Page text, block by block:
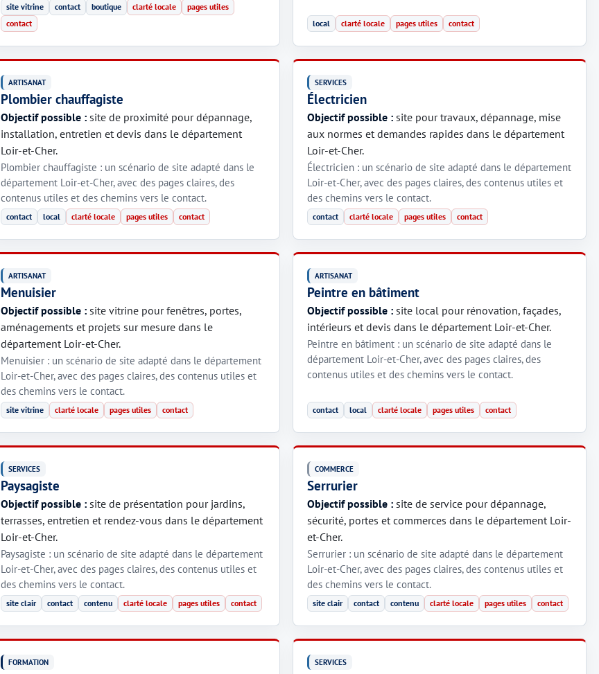
site vitrine contact boutique clarté locale
pages utiles
contact
local clarté locale pages utiles contact
ARTISANAT
Plombier chauffagiste
Objectif possible : site de proximité pour dépannage,
installation, entretien et devis dans le département
Loir-et-Cher.
Plombier chauffagiste : un scénario de site adapté dans le
département Loir-et-Cher, avec des pages claires, des
contenus utiles et des chemins vers le contact.
contact local clarté locale pages utiles contact
SERVICES
Électricien
Objectif possible : site pour travaux, dépannage, mise
aux normes et demandes rapides dans le département
Loir-et-Cher.
Électricien : un scénario de site adapté dans le département
Loir-et-Cher, avec des pages claires, des contenus utiles et
des chemins vers le contact.
contact clarté locale pages utiles contact
ARTISANAT
Menuisier
Objectif possible : site vitrine pour fenêtres, portes,
aménagements et projets sur mesure dans le
département Loir-et-Cher.
Menuisier : un scénario de site adapté dans le département
Loir-et-Cher, avec des pages claires, des contenus utiles et
des chemins vers le contact.
site vitrine clarté locale pages utiles contact
ARTISANAT
Peintre en bâtiment
Objectif possible : site local pour rénovation, façades,
intérieurs et devis dans le département Loir-et-Cher.
Peintre en bâtiment : un scénario de site adapté dans le
département Loir-et-Cher, avec des pages claires, des
contenus utiles et des chemins vers le contact.
contact local clarté locale pages utiles contact
SERVICES
Paysagiste
Objectif possible : site de présentation pour jardins,
terrasses, entretien et rendez-vous dans le département
Loir-et-Cher.
Paysagiste : un scénario de site adapté dans le département
Loir-et-Cher, avec des pages claires, des contenus utiles et
des chemins vers le contact.
site clair contact contenu clarté locale pages utiles contact
COMMERCE
Serrurier
Objectif possible : site de service pour dépannage,
sécurité, portes et commerces dans le département Loir-
et-Cher.
Serrurier : un scénario de site adapté dans le département
Loir-et-Cher, avec des pages claires, des contenus utiles et
des chemins vers le contact.
site clair contact contenu clarté locale pages utiles contact
FORMATION SERVICES